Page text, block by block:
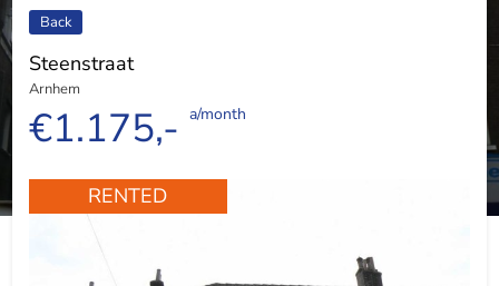
Back
Steenstraat
Arnhem
€1.175,- a/month
RENTED